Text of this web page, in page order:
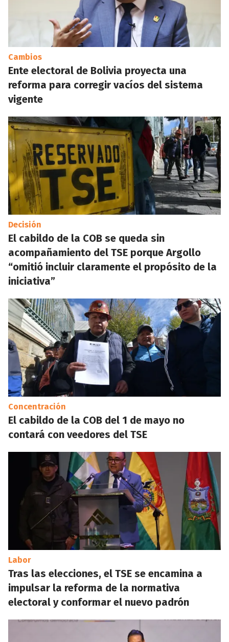
Cambios
Ente electoral de Bolivia proyecta una
reforma para corregir vacíos del sistema
vigente
Decisión
El cabildo de la COB se queda sin
acompañamiento del TSE porque Argollo
“omitió incluir claramente el propósito de la
iniciativa”
Concentración
El cabildo de la COB del 1 de mayo no
contará con veedores del TSE
Labor
Tras las elecciones, el TSE se encamina a
impulsar la reforma de la normativa
electoral y conformar el nuevo padrón